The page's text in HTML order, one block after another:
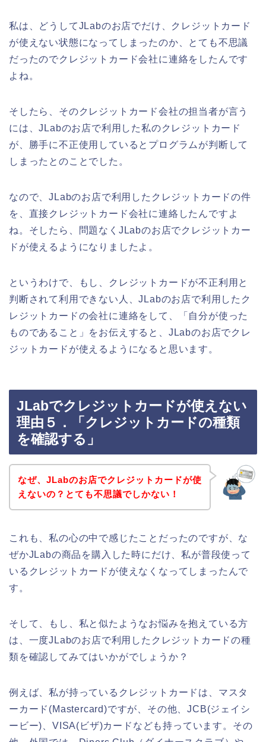
私は、どうしてJLabのお店でだけ、クレジットカード
が使えない状態になってしまったのか、とても不思議
だったのでクレジットカード会社に連絡をしたんです
よね。
そしたら、そのクレジットカード会社の担当者が言う
には、JLabのお店で利用した私のクレジットカード
が、勝手に不正使用しているとプログラムが判断して
しまったとのことでした。
なので、JLabのお店で利用したクレジットカードの件
を、直接クレジットカード会社に連絡したんですよ
ね。そしたら、問題なくJLabのお店でクレジットカー
ドが使えるようになりましたよ。
というわけで、もし、クレジットカードが不正利用と
判断されて利用できない人、JLabのお店で利用したク
レジットカードの会社に連絡をして、「自分が使った
ものであること」をお伝えすると、JLabのお店でクレ
ジットカードが使えるようになると思います。
JLabでクレジットカードが使えない
理由５．「クレジットカードの種類
を確認する」
なぜ、JLabのお店でクレジットカードが使
えないの？とても不思議でしかない！
これも、私の心の中で感じたことだったのですが、な
ぜかJLabの商品を購入した時にだけ、私が普段使って
いるクレジットカードが使えなくなってしまったんで
す。
そして、もし、私と似たようなお悩みを抱えている方
は、一度JLabのお店で利用したクレジットカードの種
類を確認してみてはいかがでしょうか？
例えば、私が持っているクレジットカードは、マスタ
ーカード(Mastercard)ですが、その他、JCB(ジェイシ
ービー)、VISA(ビザ)カードなども持っています。その